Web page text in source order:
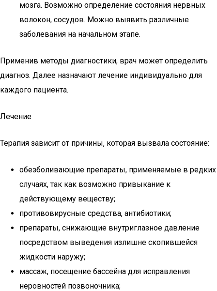
мозга. Возможно определение состояния нервных
волокон, сосудов. Можно выявить различные
заболевания на начальном этапе.
Применив методы диагностики, врач может определить
диагноз. Далее назначают лечение индивидуально для
каждого пациента.
Лечение
Терапия зависит от причины, которая вызвала состояние:
обезболивающие препараты, применяемые в редких
случаях, так как возможно привыкание к
действующему веществу;
противовирусные средства, антибиотики;
препараты, снижающие внутриглазное давление
посредством выведения излишне скопившейся
жидкости наружу;
массаж, посещение бассейна для исправления
неровностей позвоночника;